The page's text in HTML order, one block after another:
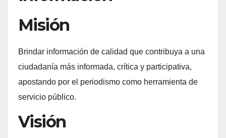
Misión
Brindar información de calidad que contribuya a una
ciudadanía más informada, crítica y participativa,
apostando por el periodismo como herramienta de
servicio público.
Visión